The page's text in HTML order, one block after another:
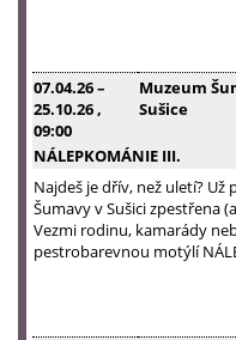
07.04.26–
25.10.26,
09:00
Muzeum
Sušice
NÁLEPKOMÁNIE III.
Najdeš je dřív, než uletí?
Šumavy v Sušici zpestřena
Vezmi rodinu, kamarády
pestrobarevnou motýlí